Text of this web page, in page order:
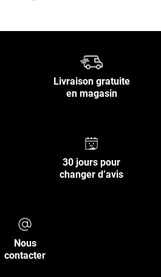
Livraison gratuite
en magasin
30 jours pour
changer d’avis
Nous
contacter